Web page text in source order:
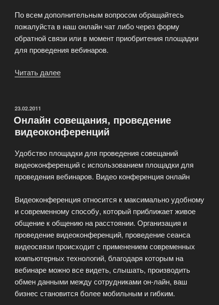
По всем дополнительным вопросом обращайтесь
пожалуйста в наш онлайн чат либо через форму
обратной связи или в момент приобритения площадки
для проведения вебинаров.
Читать далее
ОПУБЛИКОВАНО
23.02.2011
Онлайн совещания, проведение
видеоконференций
Удобство площадки для проведения совещаний
видеоконференций с использованием площадки для
проведения вебинаров. Видео конференция онлайн
Видеоконференция относится к максимально удобному
и современному способу, который приближает живое
общение к общению на расстоянии. Организация и
проведение видеоконференций, проведение сеанса
видеосвязи происходит с применением современных
компьютерных технологий, благодаря которым на
вебинаре можно все видеть, слышать, производить
обмен данными между сотрудниками он-лайн, ваш
бизнес становится более мобильным и гибким.